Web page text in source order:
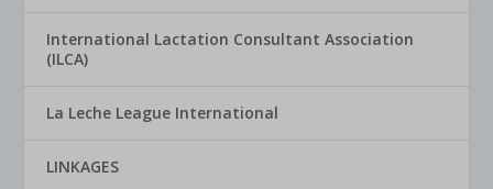
International Lactation Consultant Association
(ILCA)
La Leche League International
LINKAGES